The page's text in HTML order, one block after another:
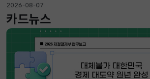
2026-08-07
카드뉴스